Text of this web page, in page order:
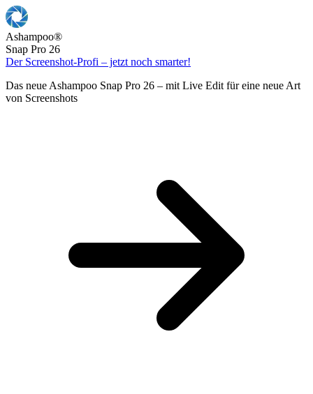
Ashampoo®
Snap Pro 26
Der Screenshot-Profi – jetzt noch smarter!
Das neue Ashampoo Snap Pro 26 – mit Live Edit für eine neue Art
von Screenshots